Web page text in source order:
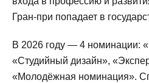
Гран-при попадает в
В 2026 году — 4 номинации:
«Студийный дизайн»,
«Молодёжная номинация».